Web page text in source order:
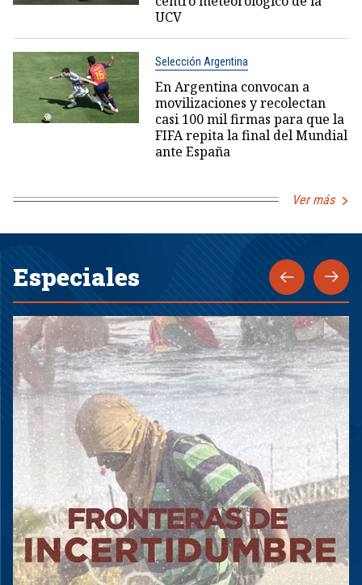
UCV
Selección Argentina
En Argentina convocan a
movilizaciones y recolectan
casi 100 mil firmas para que la
FIFA repita la final del Mundial
ante España
Ver más
Especiales